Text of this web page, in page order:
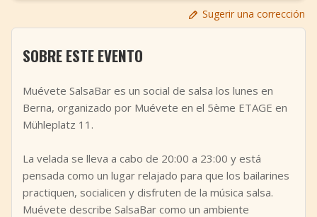
Añadir evento
Sugerir una corrección
SOBRE ESTE EVENTO
Muévete SalsaBar es un social de salsa los lunes en
Berna, organizado por Muévete en el 5ème ETAGE en
Mühleplatz 11.
La velada se lleva a cabo de 20:00 a 23:00 y está
pensada como un lugar relajado para que los bailarines
practiquen, socialicen y disfruten de la música salsa.
Muévete describe SalsaBar como un ambiente